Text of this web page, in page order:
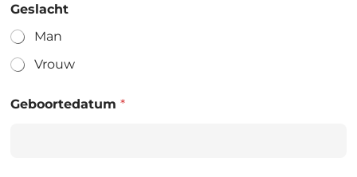
Geslacht
Man
Vrouw
Geboortedatum *